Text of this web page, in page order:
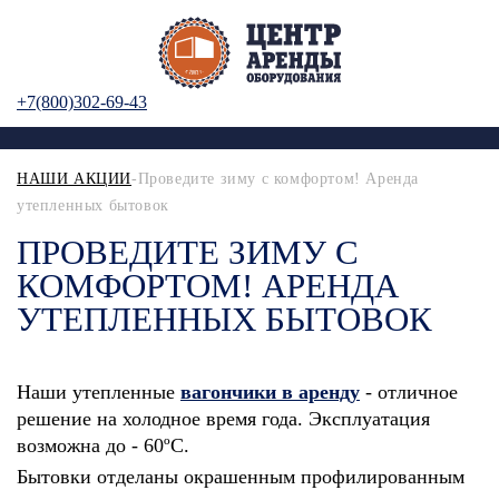
+7(800)302-69-43
НАШИ АКЦИИ-Проведите зиму с комфортом! Аренда
утепленных бытовок
ПРОВЕДИТЕ ЗИМУ С
КОМФОРТОМ! АРЕНДА
УТЕПЛЕННЫХ БЫТОВОК
Наши утепленные вагончики в аренду - отличное
решение на холодное время года. Эксплуатация
возможна до - 60ºС.
Бытовки отделаны окрашенным профилированным